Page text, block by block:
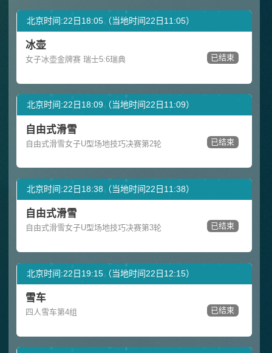
北京时间:22日18:05（当地时间22日11:05）
冰壶
女子冰壶金牌赛 瑞士5:6瑞典 已结束
北京时间:22日18:09（当地时间22日11:09）
自由式滑雪
自由式滑雪女子U型场地技巧决赛第2轮 已结束
北京时间:22日18:38（当地时间22日11:38）
自由式滑雪
自由式滑雪女子U型场地技巧决赛第3轮 已结束
北京时间:22日19:15（当地时间22日12:15）
雪车
四人雪车第4组 已结束